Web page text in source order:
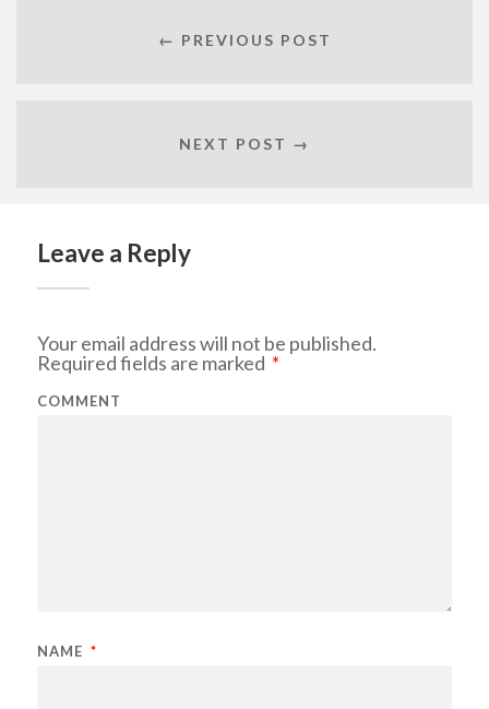
← PREVIOUS POST
NEXT POST →
Leave a Reply
Your email address will not be published.
Required fields are marked *
COMMENT
NAME *